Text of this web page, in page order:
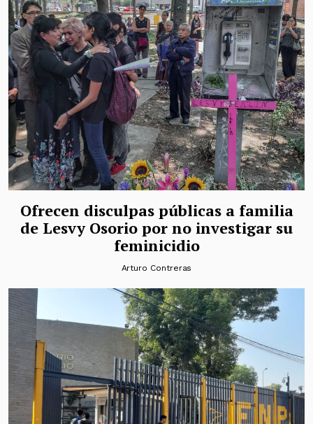
Ofrecen disculpas públicas a familia
de Lesvy Osorio por no investigar su
feminicidio
Arturo Contreras